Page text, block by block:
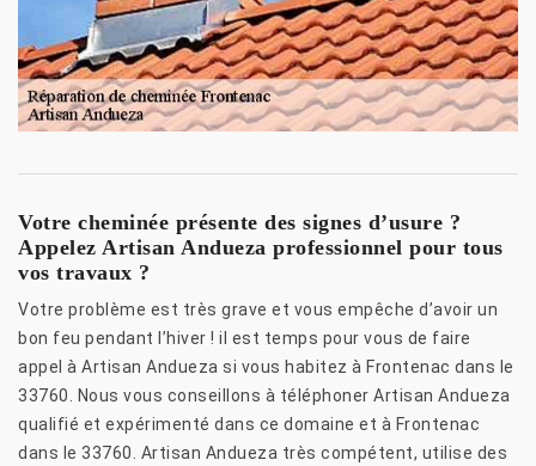
Votre cheminée présente des signes d’usure ?
Appelez Artisan Andueza professionnel pour tous
vos travaux ?
Votre problème est très grave et vous empêche d’avoir un
bon feu pendant l’hiver ! il est temps pour vous de faire
appel à Artisan Andueza si vous habitez à Frontenac dans le
33760. Nous vous conseillons à téléphoner Artisan Andueza
qualifié et expérimenté dans ce domaine et à Frontenac
dans le 33760. Artisan Andueza très compétent, utilise des